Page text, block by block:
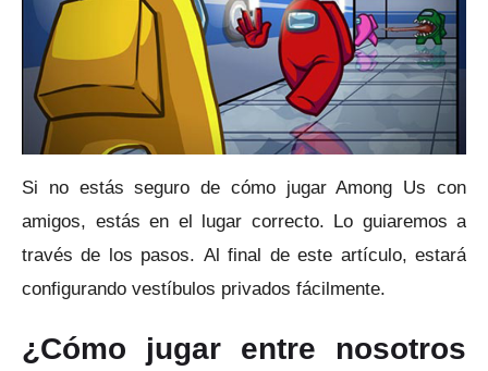
Si no estás seguro de cómo jugar Among Us con
amigos, estás en el lugar correcto. Lo guiaremos a
través de los pasos. Al final de este artículo, estará
configurando vestíbulos privados fácilmente.
¿Cómo jugar entre nosotros